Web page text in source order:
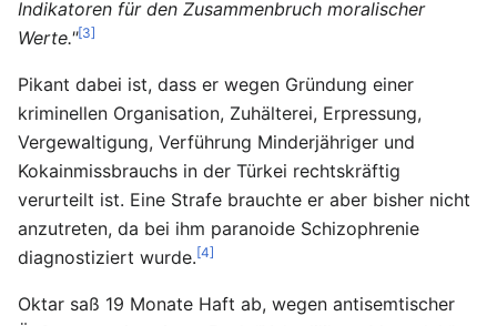
Indikatoren für den Zusammenbruch moralischer
Werte."[3]
Pikant dabei ist, dass er wegen Gründung einer
kriminellen Organisation, Zuhälterei, Erpressung,
Vergewaltigung, Verführung Minderjähriger und
Kokainmissbrauchs in der Türkei rechtskräftig
verurteilt ist. Eine Strafe brauchte er aber bisher nicht
anzutreten, da bei ihm paranoide Schizophrenie
diagnostiziert wurde.[4]
Oktar saß 19 Monate Haft ab, wegen antisemtischer